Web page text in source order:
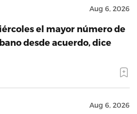
Aug 6, 2026
el mayor número de
desde acuerdo, dice
Aug 6, 2026